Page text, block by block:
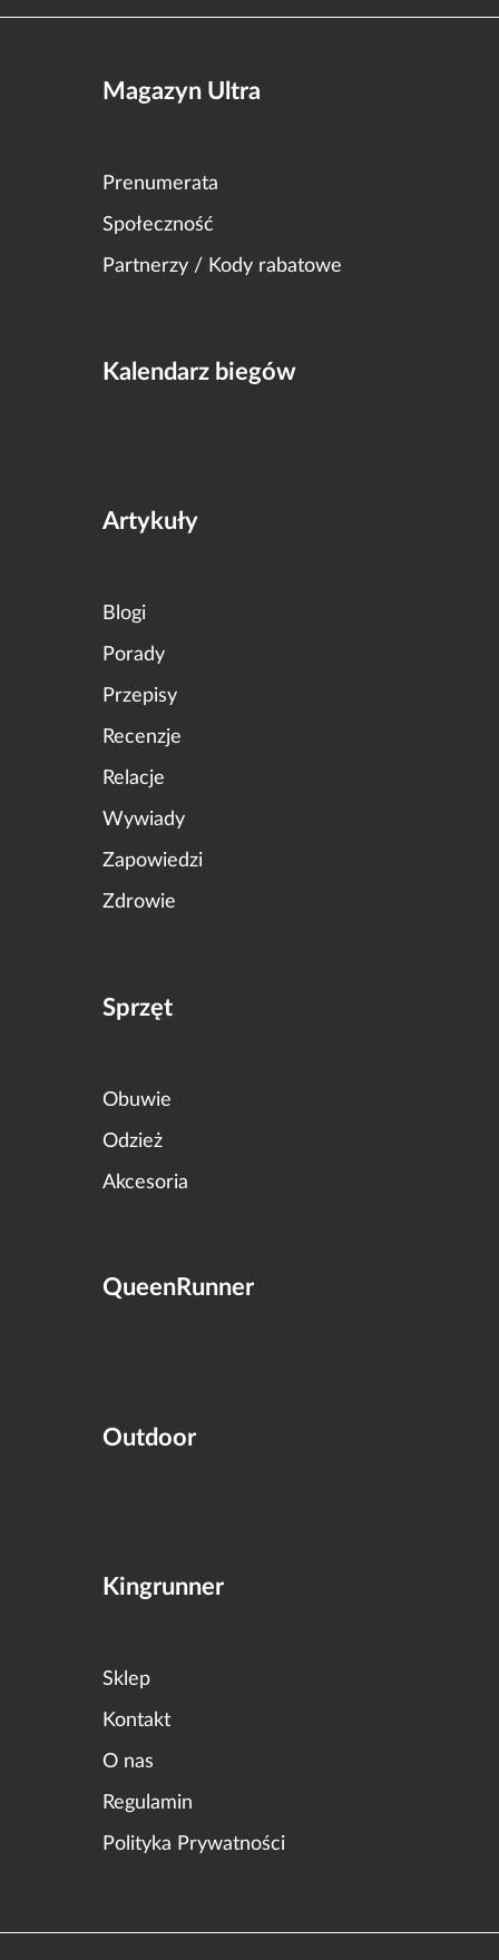
Magazyn Ultra
Prenumerata
Społeczność
Partnerzy / Kody rabatowe
Kalendarz biegów
Artykuły
Blogi
Porady
Przepisy
Recenzje
Relacje
Wywiady
Zapowiedzi
Zdrowie
Sprzęt
Obuwie
Odzież
Akcesoria
QueenRunner
Outdoor
Kingrunner
Sklep
Kontakt
O nas
Regulamin
Polityka Prywatności